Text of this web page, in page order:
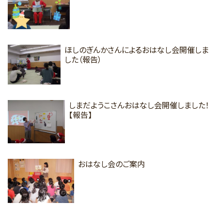
ほしのぎんかさんによるおはなし会開催しま
した（報告）
しまだようこさんおはなし会開催しました！
【報告】
おはなし会のご案内